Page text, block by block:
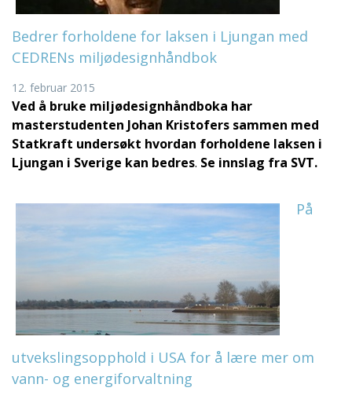
Bedrer forholdene for laksen i Ljungan med
CEDRENs miljødesignhåndbok
12. februar 2015
Ved å bruke miljødesignhåndboka har
masterstudenten Johan Kristofers sammen med
Statkraft undersøkt hvordan forholdene laksen i
Ljungan i Sverige kan bedres. Se innslag fra SVT.
På
utvekslingsopphold i USA for å lære mer om
vann- og energiforvaltning